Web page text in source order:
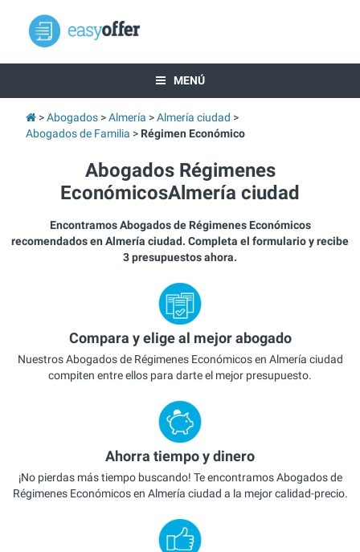
MENÚ
Abogados Almería
Almería ciudad
Abogados de Familia
Régimen Económico
Abogados Régimenes
EconómicosAlmería ciudad
Encontramos Abogados de Régimenes Económicos
recomendados en Almería ciudad. Completa el formulario y recibe
3 presupuestos ahora.
Compara y elige al mejor abogado
Nuestros Abogados de Régimenes Económicos en Almería ciudad
compiten entre ellos para darte el mejor presupuesto.
Ahorra tiempo y dinero
¡No pierdas más tiempo buscando! Te encontramos Abogados de
Régimenes Económicos en Almería ciudad a la mejor calidad-precio.